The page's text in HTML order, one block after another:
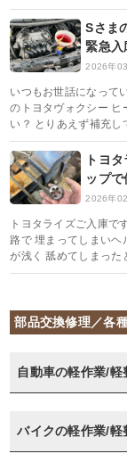
Sさま
緊急入
2026年
いつもお世話になって
のトヨタヴォクシー ヒ
い？ とりあえず補充し
トヨ
ップで
2026年
トヨタライズご入庫で
路で 埋まってしまいヘ
が浅く 舐めてしまった
部品交換修理／各
自動車の軽作業/軽
バイクの軽作業/軽